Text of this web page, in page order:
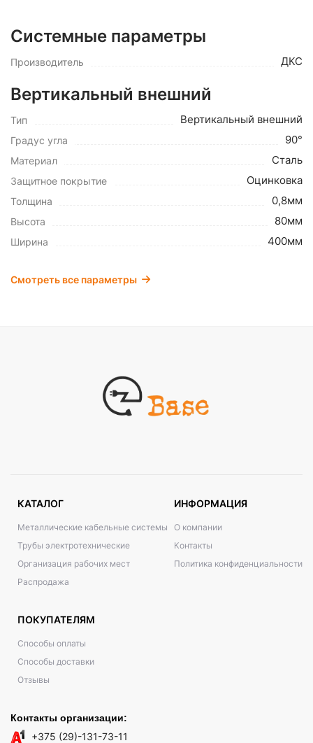
Системные параметры
Производитель ДКС
Вертикальный внешний
Тип Вертикальный внешний
Градус угла 90°
Материал Сталь
Защитное покрытие Оцинковка
Толщина 0,8мм
Высота 80мм
Ширина 400мм
Смотреть все параметры
КАТАЛОГ
Металлические кабельные системы
Трубы электротехнические
Организация рабочих мест
Распродажа
ИНФОРМАЦИЯ
О компании
Контакты
Политика конфиденциальности
ПОКУПАТЕЛЯМ
Способы оплаты
Способы доставки
Отзывы
Контакты организации:
+375 (29)-131-73-11